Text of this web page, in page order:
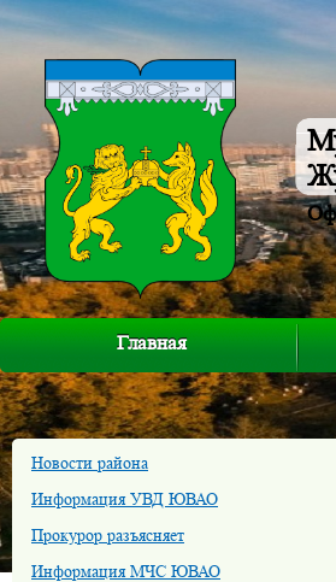
Главная
Новости района
Информация УВД ЮВАО
Прокурор разъясняет
Информация МЧС ЮВАО